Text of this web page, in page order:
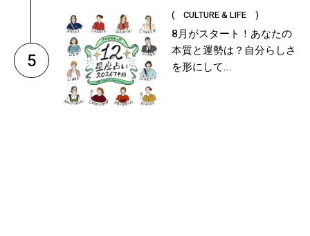
5
( CULTURE & LIFE )
8月がスタート！あなたの
本質と運勢は？自分らしさ
を形にして...